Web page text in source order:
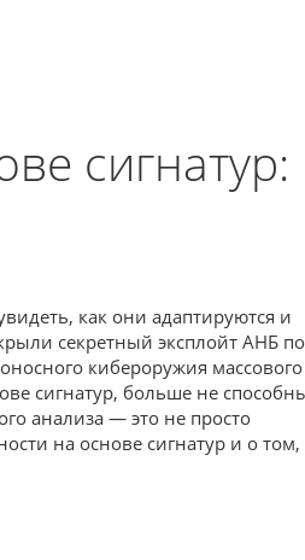
сигнатур:
как они адаптируются и
секретный эксплойт АНБ
кибероружия массового
сигнатур, больше не
анализа — это не просто
на основе сигнатур и о том,